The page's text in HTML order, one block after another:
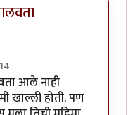
रेल्वे स्टेशनच्या
आले नाही
खाल्ली होती. पण